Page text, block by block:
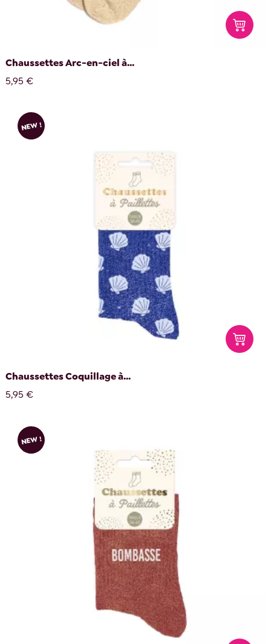
Chaussettes Arc-en-ciel à...
5,95 €
NEW !
Chaussettes Coquillage à...
5,95 €
NEW !